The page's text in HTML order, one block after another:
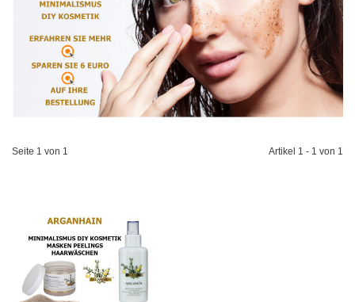
Seite 1 von 1 Artikel 1 - 1 von 1